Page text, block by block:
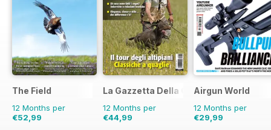
The Field
12 Months per
€52,99
La Gazzetta Della Cinofilia Venatoria
12 Months per
€44,99
Airgun World
12 Months per
€29,99